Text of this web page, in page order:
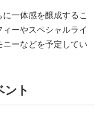
一体感を醸成するこ
ーやスペシャルライ
ーなどを予定してい
ト